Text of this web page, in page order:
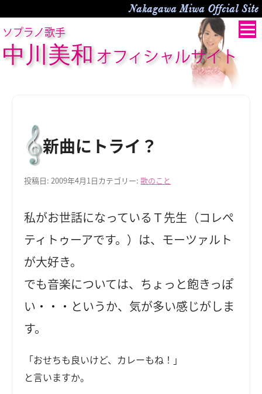
Nakagawa Miwa Offcial Site
ソプラノ歌手
中川美和 オフィシャルサイト
新曲にトライ？
投稿日:2009年4月1日カテゴリー:歌のこと
私がお世話になっているＴ先生（コレぺ
ティトゥーアです。）は、モーツァルト
が大好き。
でも音楽については、ちょっと飽きっぽ
い・・・というか、気が多い感じがしま
す。
「おせちも良いけど、カレーもね！」
と言いますか。